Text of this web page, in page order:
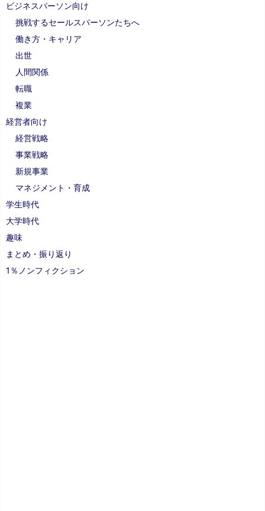
ビジネスパーソン向け
挑戦するセールスパーソンたちへ
働き方・キャリア
出世
人間関係
転職
複業
経営者向け
経営戦略
事業戦略
新規事業
マネジメント・育成
学生時代
大学時代
趣味
まとめ・振り返り
1％ノンフィクション